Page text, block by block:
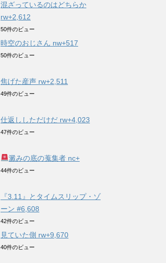
混ざっているのはどちらか
rw+2,612
50件のビュー
時空のおじさん nw+517
50件のビュー
焦げた産声 rw+2,511
49件のビュー
仕返ししただけだ rw+4,023
47件のビュー
澱みの底の蒐集者 nc+
44件のビュー
『3.11』とタイムスリップ・ゾ
ーン #6,608
42件のビュー
見ていた側 rw+9,670
40件のビュー